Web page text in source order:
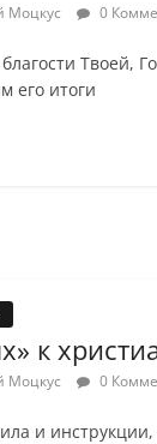
Моцкус 0
Твоей,
его итоги
к
Моцкус 0
и